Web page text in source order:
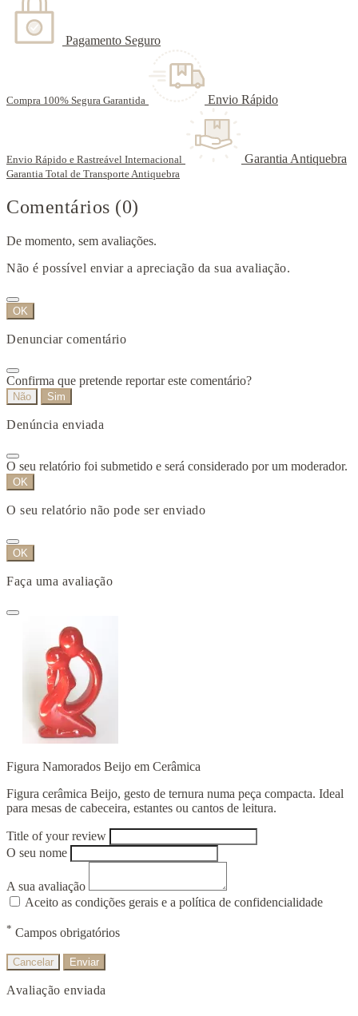
Pagamento Seguro
Compra 100% Segura Garantida Envio Rápido
Envio Rápido e Rastreável Internacional Garantia Antiquebra
Garantia Total de Transporte Antiquebra
Comentários (0)
De momento, sem avaliações.
Não é possível enviar a apreciação da sua avaliação.
OK
Denunciar comentário
Confirma que pretende reportar este comentário?
Não Sim
Denúncia enviada
O seu relatório foi submetido e será considerado por um moderador.
OK
O seu relatório não pode ser enviado
OK
Faça uma avaliação
Figura Namorados Beijo em Cerâmica
Figura cerâmica Beijo, gesto de ternura numa peça compacta. Ideal
para mesas de cabeceira, estantes ou cantos de leitura.
Title of your review
O seu nome
A sua avaliação
Aceito as condições gerais e a política de confidencialidade
* Campos obrigatórios
Cancelar Enviar
Avaliação enviada